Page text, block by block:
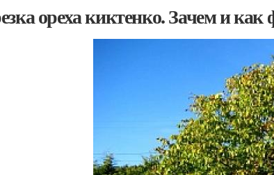
ореха киктенко. Зачем и